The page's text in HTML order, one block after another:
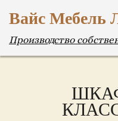
Вайс Мебель
Производство